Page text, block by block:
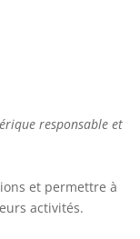
responsable et
et permettre à
activités.